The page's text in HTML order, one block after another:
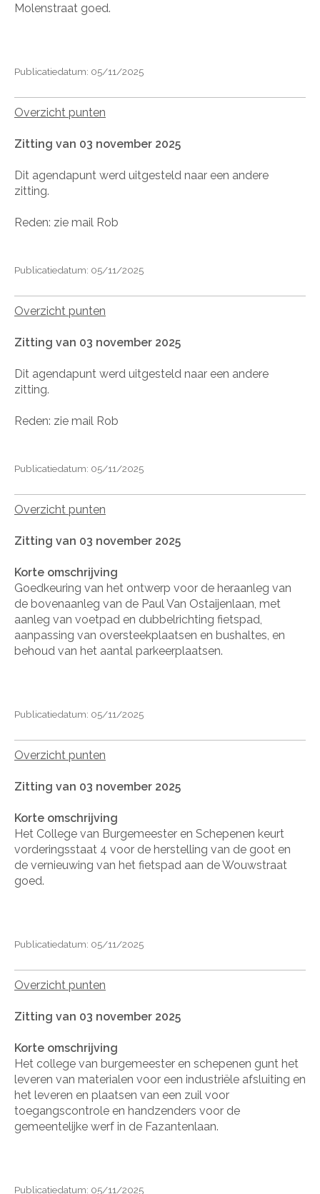
Molenstraat goed.
Publicatiedatum: 05/11/2025
Overzicht punten
Zitting van 03 november 2025
Dit agendapunt werd uitgesteld naar een andere
zitting.
Reden: zie mail Rob
Publicatiedatum: 05/11/2025
Overzicht punten
Zitting van 03 november 2025
Dit agendapunt werd uitgesteld naar een andere
zitting.
Reden: zie mail Rob
Publicatiedatum: 05/11/2025
Overzicht punten
Zitting van 03 november 2025
Korte omschrijving
Goedkeuring van het ontwerp voor de heraanleg van
de bovenaanleg van de Paul Van Ostaijenlaan, met
aanleg van voetpad en dubbelrichting fietspad,
aanpassing van oversteekplaatsen en bushaltes, en
behoud van het aantal parkeerplaatsen.
Publicatiedatum: 05/11/2025
Overzicht punten
Zitting van 03 november 2025
Korte omschrijving
Het College van Burgemeester en Schepenen keurt
vorderingsstaat 4 voor de herstelling van de goot en
de vernieuwing van het fietspad aan de Wouwstraat
goed.
Publicatiedatum: 05/11/2025
Overzicht punten
Zitting van 03 november 2025
Korte omschrijving
Het college van burgemeester en schepenen gunt het
leveren van materialen voor een industriële afsluiting en
het leveren en plaatsen van een zuil voor
toegangscontrole en handzenders voor de
gemeentelijke werf in de Fazantenlaan.
Publicatiedatum: 05/11/2025